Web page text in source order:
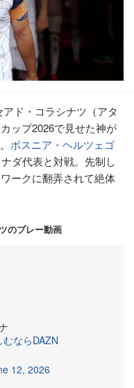
アド・コラシナツ（アタ
ップ2026で見せた神が
ボスニア・ヘルツェゴ
ダ代表と対戦。先制し
ークに翻弄されて絶体
のプレー動画
ならDAZN
12, 2026